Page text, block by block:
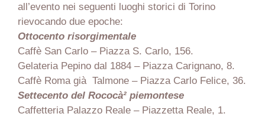
all’evento nei seguenti luoghi storici di Torino
rievocando due epoche:
Ottocento risorgimentale
Caffè San Carlo – Piazza S. Carlo, 156.
Gelateria Pepino dal 1884 – Piazza Carignano, 8.
Caffè Roma già Talmone – Piazza Carlo Felice, 36.
Settecento del Rococà² piemontese
Caffetteria Palazzo Reale – Piazzetta Reale, 1.